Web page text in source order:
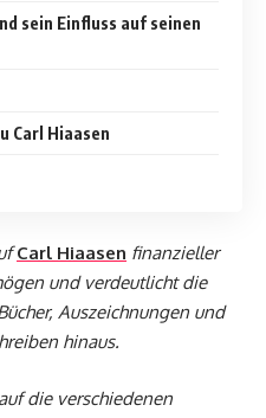
sein Einfluss auf seinen
Carl Hiaasen
Carl Hiaasen finanzieller
und verdeutlicht die
Auszeichnungen und
hinaus.
die verschiedenen